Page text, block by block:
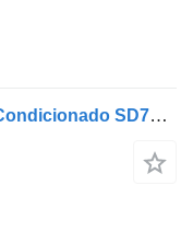
Volvo Midlum Compressor de Ar Condicionado SD7H15 FL6;FL12 20941036 airconditioner compressor voor Volvo FL 10 / FL 12 / FL 6 vrachtwagen